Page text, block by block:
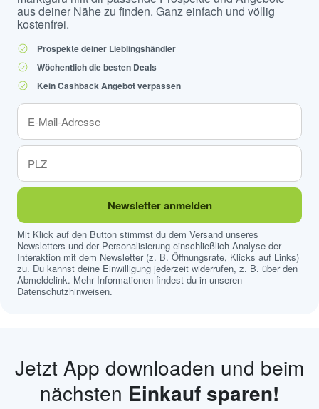
aus deiner Nähe zu finden. Ganz einfach und völlig
kostenfrei.
Prospekte deiner Lieblingshändler
Wöchentlich die besten Deals
Kein Cashback Angebot verpassen
Newsletter anmelden
Mit Klick auf den Button stimmst du dem Versand unseres
Newsletters und der Personalisierung einschließlich Analyse der
Interaktion mit dem Newsletter (z. B. Öffnungsrate, Klicks auf Links)
zu. Du kannst deine Einwilligung jederzeit widerrufen, z. B. über den
Abmeldelink. Mehr Informationen findest du in unseren
Datenschutzhinweisen.
Jetzt App downloaden und beim
nächsten Einkauf sparen!